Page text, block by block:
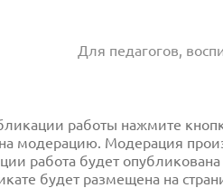
Для педагогов,
работы нажмите
модерацию. Модерация
работа будет
будет размещена на